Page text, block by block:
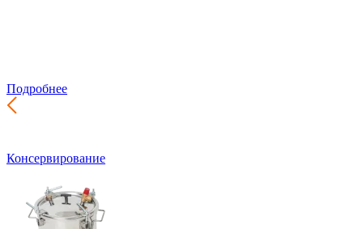
Подробнее
Консервирование